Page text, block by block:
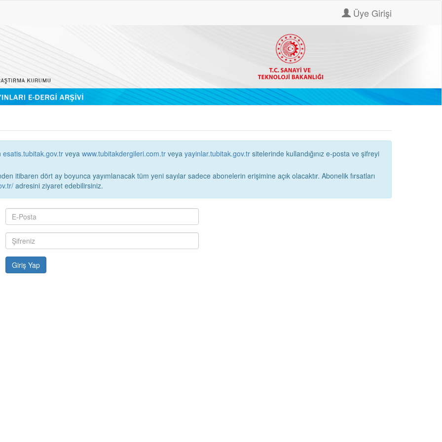
Üye Girişi
esatis.tubitak.gov.tr veya www.tubitakdergileri.com.tr veya yayinlar.tubitak.gov.tr
itibaren dört ay boyunca yayımlanacak tüm yeni sayılar sadece abonelerin erişimine açık olacaktır. Abonelik fırsatları
adresini ziyaret edebilirsiniz.